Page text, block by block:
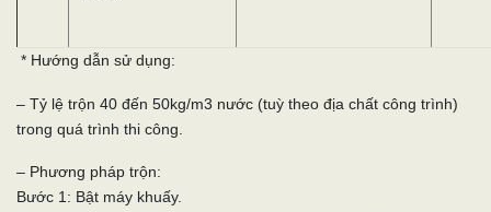
* Hướng dẫn sử dụng:
– Tỷ lệ trộn 40 đến 50kg/m3 nước (tuỳ theo địa chất công trình)
trong quá trình thi công.
– Phương pháp trộn:
Bước 1: Bật máy khuấy.